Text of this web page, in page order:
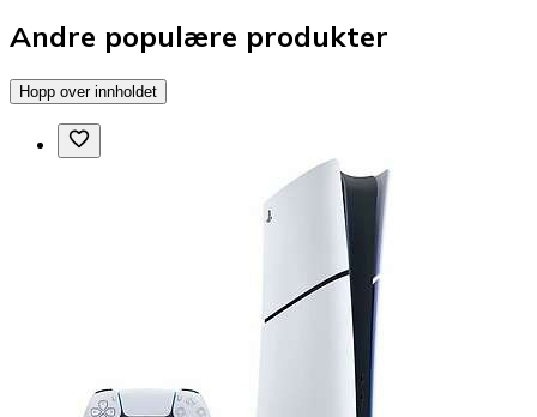
Andre populære produkter
Hopp over innholdet